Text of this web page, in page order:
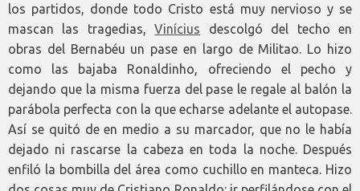
los partidos, donde todo Cristo está muy nervioso y se
mascan las tragedias,Vinícius descolgó del techo en
obras del Bernabéu un pase en largo de Militao. Lo hizo
como las bajaba Ronaldinho, ofreciendo el pecho y
dejando que la misma fuerza del pase le regale al balón la
parábola perfecta con la que echarse adelante el autopase.
Así se quitó de en medio a su marcador, que no le había
dejado ni rascarse la cabeza en toda la noche. Después
enfiló la bombilla del área como cuchillo en manteca. Hizo